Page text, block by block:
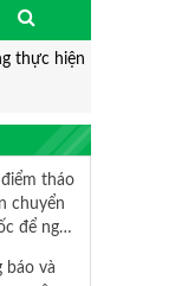
thực hiện
tháo
chuyển
để nghị
báo và